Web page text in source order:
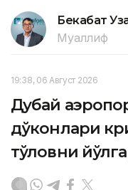
Бекабат
Муаллиф
19:38, 06 Август 2026
Дубай
дўконлари
тўловни йўлга